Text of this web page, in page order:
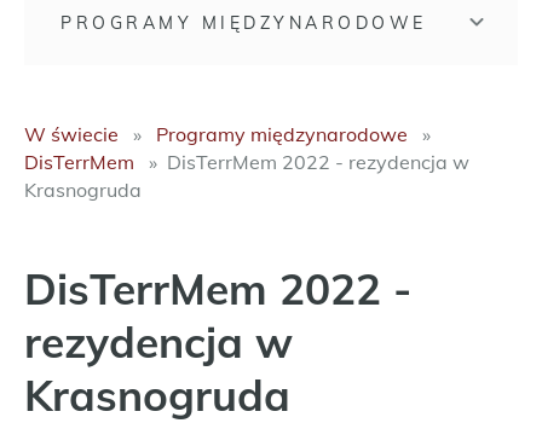
PROGRAMY MIĘDZYNARODOWE
W świecie
Programy międzynarodowe
DisTerrMem
DisTerrMem 2022 - rezydencja w
Krasnogruda
DisTerrMem 2022 -
rezydencja w
Krasnogruda